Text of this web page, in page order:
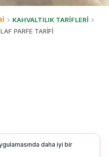
KAHVALTILIK TARİFLERİ
PARFE TARİFİ
daha iyi bir